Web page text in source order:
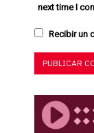
next time I
Recibir un